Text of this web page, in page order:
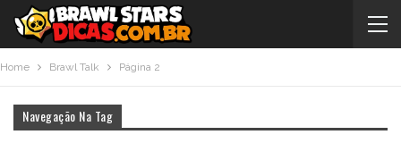
Home Brawl Talk Página 2
Navegação Na Tag